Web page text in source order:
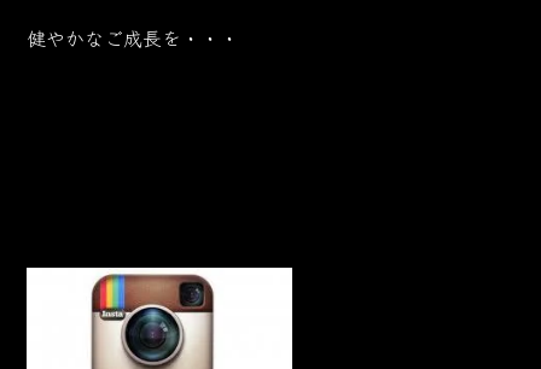
健やかなご成長を・・・